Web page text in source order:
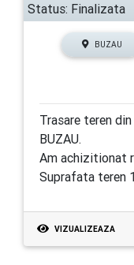
Status: Finalizata
BUZAU
Trasare teren
BUZAU.
Am achizitionat
Suprafata teren
VIZUALIZEAZA